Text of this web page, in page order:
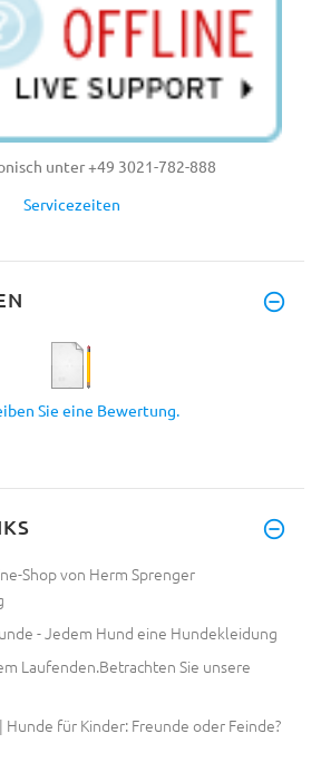
unter +49 3021-782-888
Servicezeiten
Sie eine Bewertung.
Shop von Herm Sprenger
- Jedem Hund eine Hundekleidung
Laufenden.Betrachten Sie unsere
Hunde für Kinder: Freunde oder Feinde?